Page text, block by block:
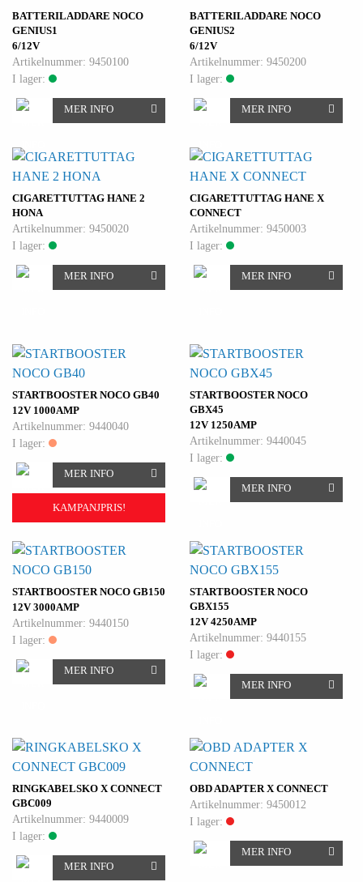
BATTERILADDARE NOCO
GENIUS1
6/12V
Artikelnummer: 9450100
I lager:
MER INFO
BATTERILADDARE NOCO
GENIUS2
6/12V
Artikelnummer: 9450200
I lager:
MER INFO
CIGARETTUTTAG HANE 2
HONA
Artikelnummer: 9450020
I lager:
MER INFO
CIGARETTUTTAG HANE X
CONNECT
Artikelnummer: 9450003
I lager:
MER INFO
STARTBOOSTER NOCO GB40
12V 1000AMP
Artikelnummer: 9440040
I lager:
MER INFO
KAMPANJPRIS!
STARTBOOSTER NOCO
GBX45
12V 1250AMP
Artikelnummer: 9440045
I lager:
MER INFO
STARTBOOSTER NOCO GB150
12V 3000AMP
Artikelnummer: 9440150
I lager:
MER INFO
STARTBOOSTER NOCO
GBX155
12V 4250AMP
Artikelnummer: 9440155
I lager:
MER INFO
RINGKABELSKO X CONNECT
GBC009
Artikelnummer: 9440009
I lager:
MER INFO
OBD ADAPTER X CONNECT
Artikelnummer: 9450012
I lager:
MER INFO